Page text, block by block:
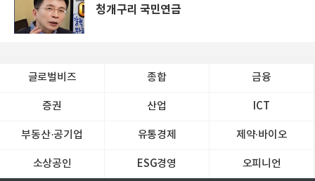
청개구리 국민연금
글로벌비즈 종합 금융
증권 산업 ICT
부동산·공기업 유통경제 제약∙바이오
소상공인 ESG경영 오피니언